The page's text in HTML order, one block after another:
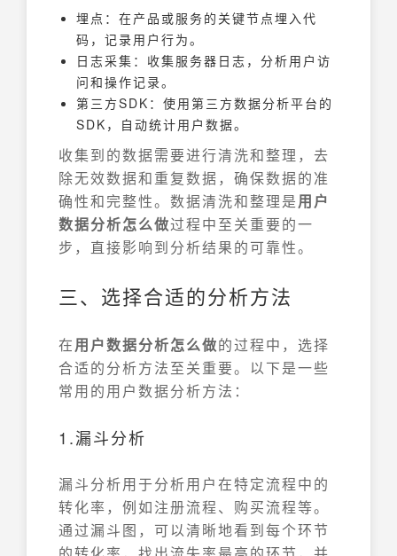
埋点：在产品或服务的关键节点埋入代
码，记录用户行为。
日志采集：收集服务器日志，分析用户访
问和操作记录。
第三方SDK：使用第三方数据分析平台的
SDK，自动统计用户数据。
收集到的数据需要进行清洗和整理，去
除无效数据和重复数据，确保数据的准
确性和完整性。数据清洗和整理是用户
数据分析怎么做过程中至关重要的一
步，直接影响到分析结果的可靠性。
三、选择合适的分析方法
在用户数据分析怎么做的过程中，选择
合适的分析方法至关重要。以下是一些
常用的用户数据分析方法：
1.漏斗分析
漏斗分析用于分析用户在特定流程中的
转化率，例如注册流程、购买流程等。
通过漏斗图，可以清晰地看到每个环节